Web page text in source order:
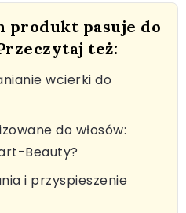
produkt pasuje do
też:
wcierki do
do włosów:
Beauty?
i przyspieszenie